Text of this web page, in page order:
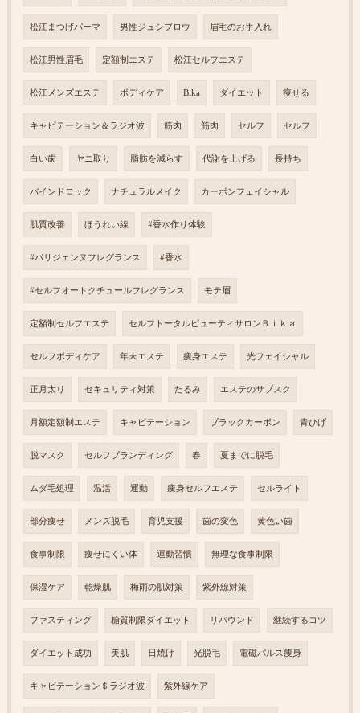
松江まつげパーマ 男性ジュシブロウ 眉毛のお手入れ
松江男性眉毛 定額制エステ 松江セルフエステ
松江メンズエステ ボディケア Bika ダイエット 痩せる
キャビテーション＆ラジオ波 筋肉 筋肉 セルフ セルフ
白い歯 ヤニ取り 脂肪を減らす 代謝を上げる 長持ち
バインドロック ナチュラルメイク カーボンフェイシャル
肌質改善 ほうれい線 #香水作り体験
#パリジェンヌフレグランス #香水
#セルフオートクチュールフレグランス モテ眉
定額制セルフエステ セルフトータルビューティサロンＢｉｋａ
セルフボディケア 年末エステ 痩身エステ 光フェイシャル
正月太り セキュリティ対策 たるみ エステのサブスク
月額定額制エステ キャビテーション ブラックカーボン 青ひげ
脱マスク セルフブランディング 春 夏までに脱毛
ムダ毛処理 温活 運動 痩身セルフエステ セルライト
部分痩せ メンズ脱毛 育児支援 歯の変色 黄色い歯
食事制限 痩せにくい体 運動習慣 無理な食事制限
保湿ケア 乾燥肌 梅雨の肌対策 紫外線対策
ファスティング 糖質制限ダイエット リバウンド 継続するコツ
ダイエット成功 美肌 日焼け 光脱毛 電磁パルス痩身
キャビテーション＄ラジオ波 紫外線ケア